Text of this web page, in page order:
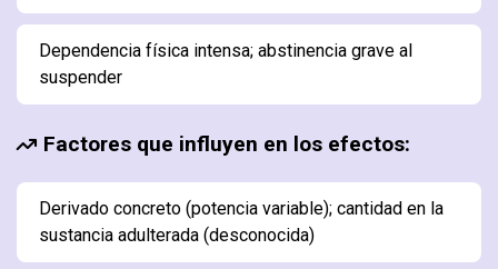
Dependencia física intensa; abstinencia grave al
suspender
Factores que influyen en los efectos:
Derivado concreto (potencia variable); cantidad en la
sustancia adulterada (desconocida)